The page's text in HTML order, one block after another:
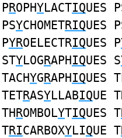
PROPHYLACTIQUES
PSYCHOMETRIQUES
PYROELECTRIQUES P
STYLOGRAPHIQUES S
TACHYGRAPHIQUES
TETRASYLLABIQUE
THROMBOLYTIQUES T
TRICARBOXYLIQUE T